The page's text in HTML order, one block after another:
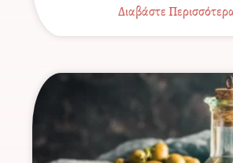
Διαβάστε